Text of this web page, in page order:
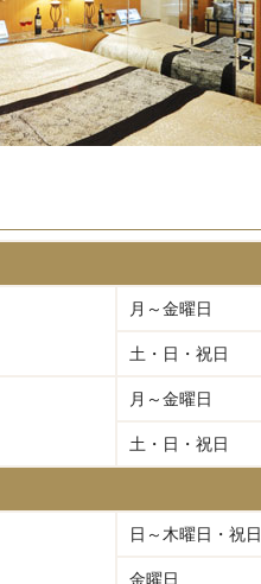
月～金曜日
土・日・祝日
月～金曜日
土・日・祝日
日～木曜日・祝日
金曜日